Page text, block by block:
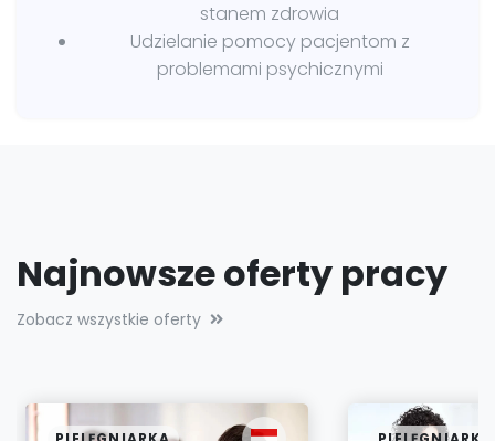
stanem zdrowia
Udzielanie pomocy pacjentom z
problemami psychicznymi
Najnowsze oferty pracy
Zobacz wszystkie oferty